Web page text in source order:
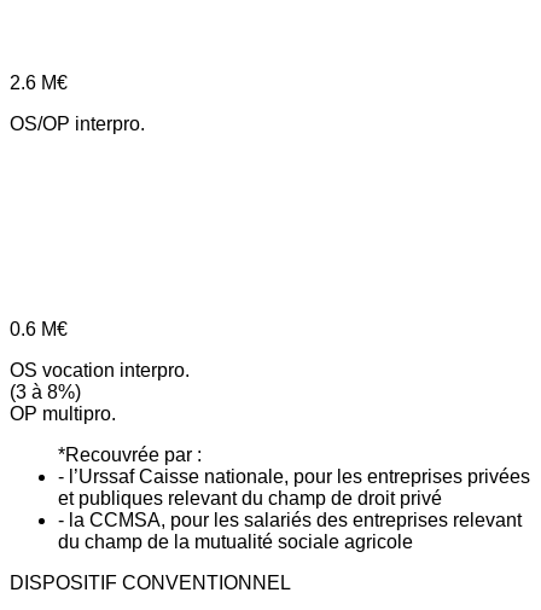
2.6 M€
OS/OP interpro.
0.6 M€
OS vocation interpro.
(3 à 8%)
OP multipro.
*Recouvrée par :
- l’Urssaf Caisse nationale, pour les entreprises privées
et publiques relevant du champ de droit privé
- la CCMSA, pour les salariés des entreprises relevant
du champ de la mutualité sociale agricole
DISPOSITIF CONVENTIONNEL